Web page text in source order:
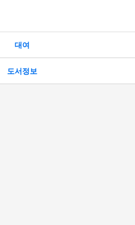
대여
도서정보